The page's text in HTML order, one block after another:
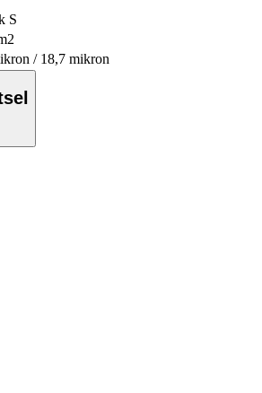
S
/ 18,7 mikron